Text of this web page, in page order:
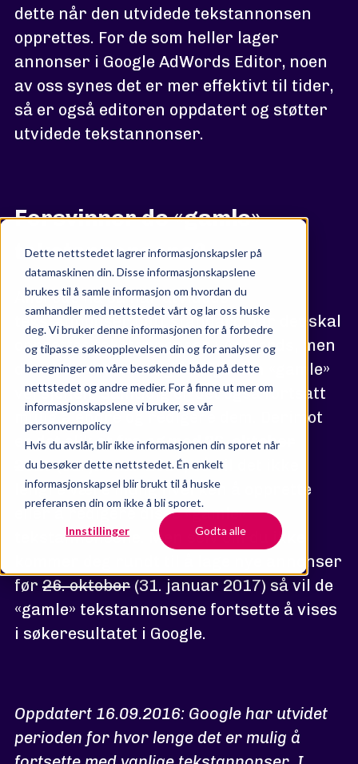
Dette nettstedet lagrer informasjonskapsler på
datamaskinen din. Disse informasjonskapslene
brukes til å samle informasjon om hvordan du
samhandler med nettstedet vårt og lar oss huske
deg. Vi bruker denne informasjonen for å forbedre
og tilpasse søkeopplevelsen din og for analyser og
beregninger om våre besøkende både på dette
nettstedet og andre medier. For å finne ut mer om
informasjonskapslene vi bruker, se vår
personvernpolicy
Hvis du avslår, blir ikke informasjonen din sporet når
du besøker dette nettstedet. Én enkelt
informasjonskapsel blir brukt til å huske
preferansen din om ikke å bli sporet.
Innstillinger Godta alle
dette når den utvidede tekstannonsen
opprettes. For de som heller lager
annonser i Google AdWords Editor, noen
av oss synes det er mer effektivt til tider,
så er også editoren oppdatert og støtter
utvidede tekstannonser.
Forsvinner de «gamle»
tekstannonsene?
Allerede nå så har utvidede
tekstannonser blitt standard når det skal
opprettes tekstannonser i AdWords, men
det er fortsatt mulig å velge den «gamle»
versjonen. Samtidig er det også fortsatt
mulig å endre og redigere dem. Derimot
er det slik at fra og med26. oktober
2016(31. januar 2017) så vil det ikke
lengre være mulig hverken å opprette
eller å redigere disse «gamle»
tekstannonsene. Men selv om du ikke
kommer deg rundt til å lage nye annonser
før 26. oktober (31. januar 2017) så vil de
«gamle» tekstannonsene fortsette å vises
i søkeresultatet i Google.
Oppdatert 16.09.2016: Google har utvidet
perioden for hvor lenge det er mulig å